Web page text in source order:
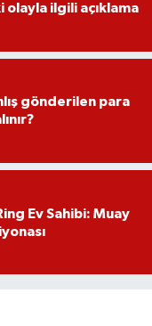
ilgili açıklama
gönderilen para
Ev Sahibi: Muay